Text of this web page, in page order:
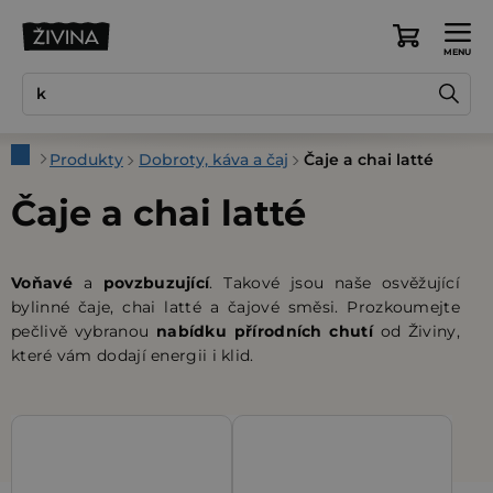
Nákupní
DomůProdukty Dobroty, káva a čaj Čaje a chai latté
Čaje a chai latté
Voňavé a povzbuzující. Takové jsou naše osvěžující
bylinné čaje, chai latté a čajové směsi. Prozkoumejte
pečlivě vybranou nabídku přírodních chutíod Živiny,
které vám dodají energii i klid.